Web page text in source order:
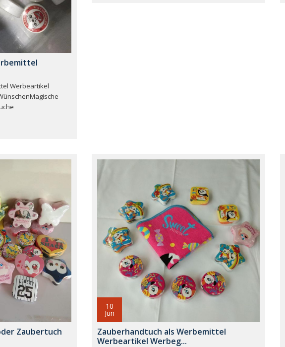
Werbeartikel
Zaubertuch
10
Jun
Zauberhandtuch als Werbemittel
Werbeartikel Werbeg...